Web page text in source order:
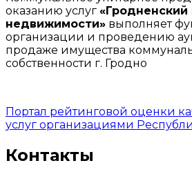
оказанию услуг «Гродненский
недвижимости» выполняет
организации и проведению
продаже имущества
собственности г. Гродно
Портал рейтинговой оценки
услуг организациями
Контакты